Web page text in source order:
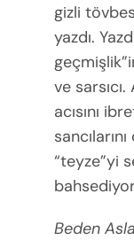
gizli
yazdı.
ve
acısını
“teyze”yi
Beden